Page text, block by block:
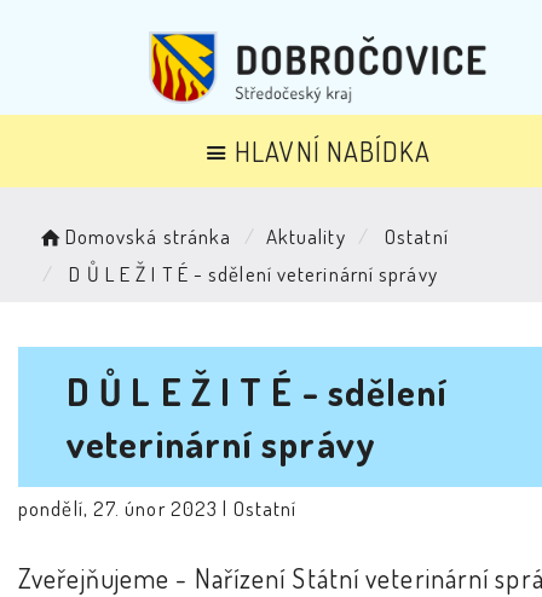
HLAVNÍ NABÍDKA
Domovská stránka Aktuality
Ostatní
D Ů L E Ž I T É - sdělení veterinární správy
D Ů L E Ž I T É - sdělení
veterinární správy
pondělí, 27. únor 2023 | Ostatní
Zveřejňujeme - Nařízení Státní veterinární